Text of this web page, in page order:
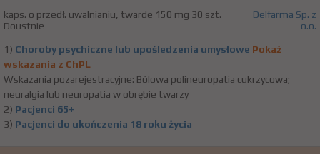
kaps. o przedł. uwalnianiu, twarde 150 mg 30 szt.
Doustnie
Delfarma Sp. z
o.o.
1) Choroby psychiczne lub upośledzenia umysłowe Pokaż
wskazania z ChPL
Wskazania pozarejestracyjne: Bólowa polineuropatia cukrzycowa;
neuralgia lub neuropatia w obrębie twarzy
2) Pacjenci 65+
3) Pacjenci do ukończenia 18 roku życia